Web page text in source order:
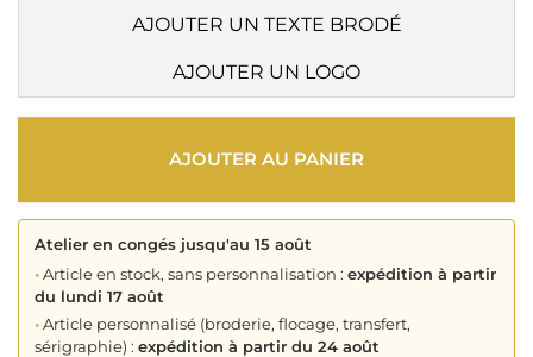
AJOUTER UN TEXTE BRODÉ
AJOUTER UN LOGO
AJOUTER AU PANIER
Atelier en congés jusqu'au 15 août
•Article en stock, sans personnalisation : expédition à partir
du lundi 17 août
•Article personnalisé (broderie, flocage, transfert,
sérigraphie) : expédition à partir du 24 août